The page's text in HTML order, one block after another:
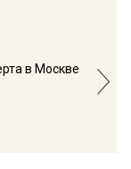
в Москве